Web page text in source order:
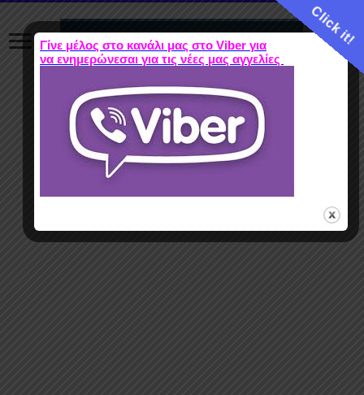
Click it!
Γίνε μέλος στο κανάλι μας στο Viber για
να ενημερώνεσαι για τις νέες μας αγγελίες